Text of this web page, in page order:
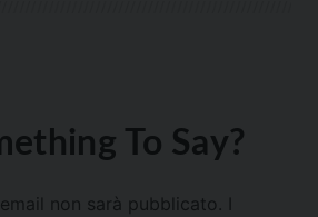
To Say?
non sarà pubblicato.